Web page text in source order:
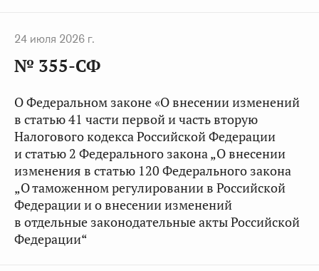
24 июля 2026 г.
№ 355-СФ
О Федеральном законе «О внесении изменений
в статью 41 части первой и часть вторую
Налогового кодекса Российской Федерации
и статью 2 Федерального закона „О внесении
изменения в статью 120 Федерального закона
„О таможенном регулировании в Российской
Федерации и о внесении изменений
в отдельные законодательные акты Российской
Федерации“